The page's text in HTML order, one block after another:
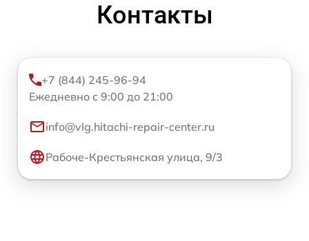
Контакты
+7 (844) 245-96-94
Ежедневно с 9:00 до 21:00
info@vlg.hitachi-repair-center.ru
Рабоче-Крестьянская улица, 9/3